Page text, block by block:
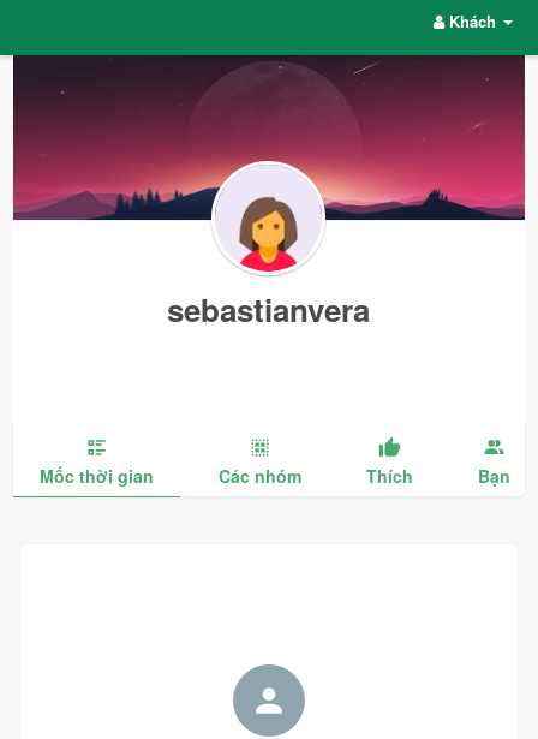
Khách
sebastianvera
Mốc thời gian Các nhóm Thích Bạn